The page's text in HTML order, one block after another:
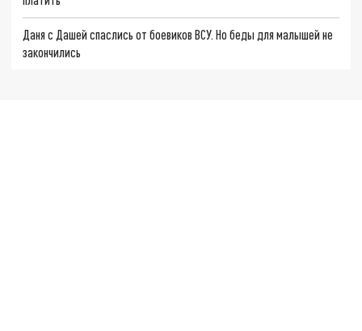
Даня с Дашей спаслись от боевиков ВСУ. Но беды для малышей не
закончились